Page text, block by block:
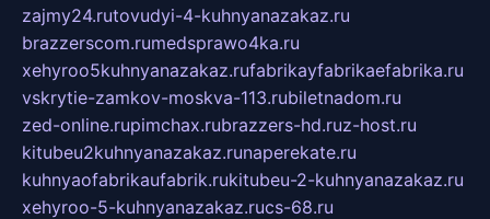
zajmy24.rutovudyi-4-kuhnyanazakaz.ru
brazzerscom.rumedsprawo4ka.ru
xehyroo5kuhnyanazakaz.rufabrikayfabrikaefabrika.ru
vskrytie-zamkov-moskva-113.rubiletnadom.ru
zed-online.rupimchax.rubrazzers-hd.ruz-host.ru
kitubeu2kuhnyanazakaz.runaperekate.ru
kuhnyaofabrikaufabrik.rukitubeu-2-kuhnyanazakaz.ru
xehyroo-5-kuhnyanazakaz.rucs-68.ru